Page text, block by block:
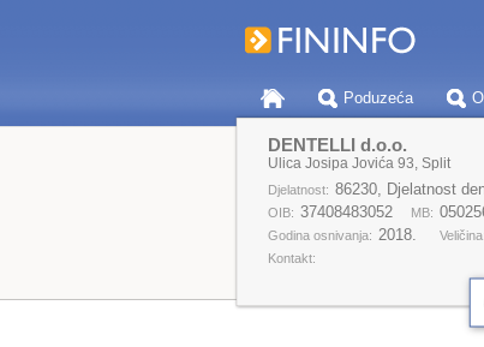
Poduzeća
DENTELLI d.o.o.
Ulica Josipa Jovića 93, Split
Djelatnost: 86230, Djelatnost
OIB: 37408483052 MB:
Godina osnivanja: 2018. Veličina:
Kontakt: